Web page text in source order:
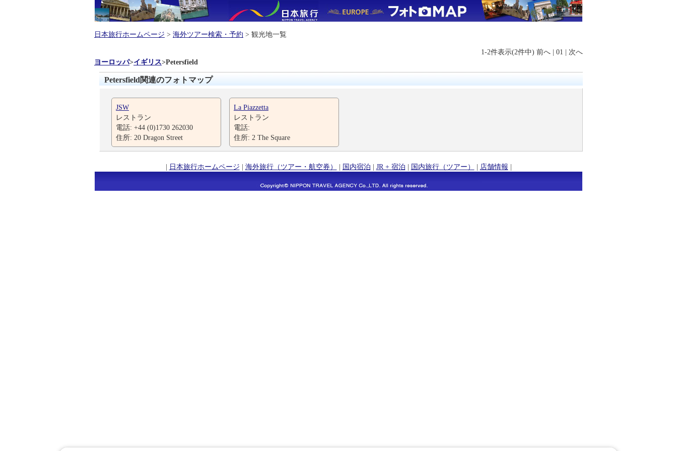
日本旅行ホームページ > 海外ツアー検索・予約 > 観光地一覧
1-2件表示(2件中) 前へ | 01 | 次へ
ヨーロッパ>イギリス>Petersfield
Petersfield関連のフォトマップ
JSW
レストラン
電話: +44 (0)1730 262030
住所: 20 Dragon Street
La Piazzetta
レストラン
電話:
住所: 2 The Square
| 日本旅行ホームページ | 海外旅行（ツアー・航空券） | 国内宿泊 | JR + 宿泊 | 国内旅行（ツアー） | 店舗情報 |